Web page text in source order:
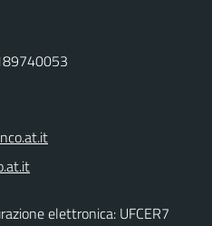
elettronica: UFCER7